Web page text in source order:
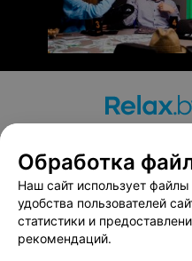
Вакансии
Публичный
Публичный договор
Обработка
Наш сайт использует
удобства пользователей
статистики и
рекомендаций.